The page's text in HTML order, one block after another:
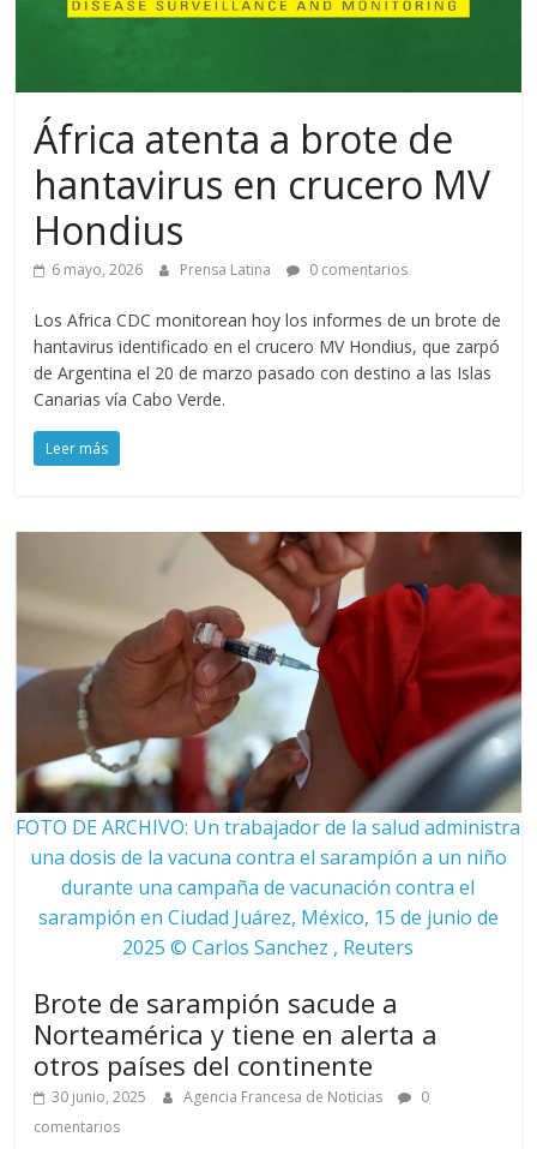
África atenta a brote de
hantavirus en crucero MV
Hondius
6 mayo, 2026 Prensa Latina 0 comentarios
Los Africa CDC monitorean hoy los informes de un brote de
hantavirus identificado en el crucero MV Hondius, que zarpó
de Argentina el 20 de marzo pasado con destino a las Islas
Canarias vía Cabo Verde.
Leer más
FOTO DE ARCHIVO: Un trabajador de la salud administra
una dosis de la vacuna contra el sarampión a un niño
durante una campaña de vacunación contra el
sarampión en Ciudad Juárez, México, 15 de junio de
2025 © Carlos Sanchez , Reuters
Brote de sarampión sacude a
Norteamérica y tiene en alerta a
otros países del continente
30 junio, 2025 Agencia Francesa de Noticias
0
comentarios